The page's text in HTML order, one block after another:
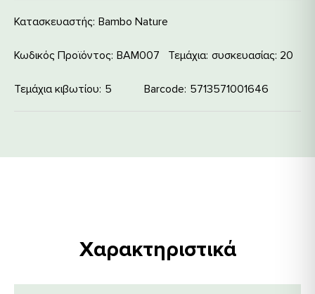
Κατασκευαστής: Bambo Nature
Κωδικός Προϊόντος: ΒΑΜ007 Τεμάχια συσκευασίας: 20
Τεμάχια κιβωτίου 5 Barcode 5713571001646
Χαρακτηριστικά